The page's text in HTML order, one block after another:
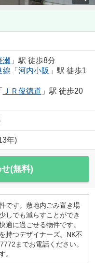
瀬」駅 徒歩8分
線 「 河内小阪 」駅 徒歩1
ＪＲ俊徳道 」駅 徒歩20
年)
(無料)
です。敷地内ごみ置き場
しでも減らすことができ
適に過ごせる物件です。
持つデザイナーズ。NK不
までお電話ください。
。